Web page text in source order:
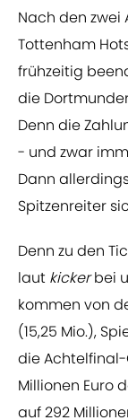
Nach den
Tottenham
frühzeitig
die
Denn die
- und zwar
Dann
Spitzenreiter
Denn zu den
laut kickerbei
kommen von
(15,25 Mio.),
die Achtelfinal-
Millionen Euro
auf 292